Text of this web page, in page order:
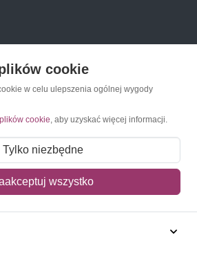
cookie
w celu ulepszenia ogólnej wygody
cookie, aby uzyskać więcej informacji.
Tylko niezbędne
wszystko